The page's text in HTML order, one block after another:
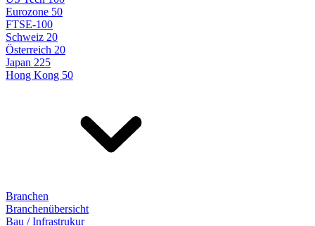
Eurozone 50
FTSE-100
Schweiz 20
Österreich 20
Japan 225
Hong Kong 50
Branchen
Branchenübersicht
Bau / Infrastrukur